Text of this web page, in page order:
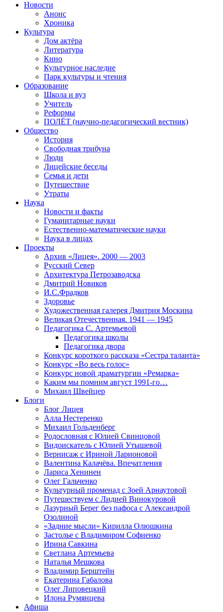
Новости
Анонс
Хроника
Культура
Дом актёра
Литература
Кино
Культурное наследие
Парк культуры и чтения
Образование
Школа и вуз
Учитель
Реформы
ПОЛЁТ (научно-педагогический вестник)
Общество
История
Свободная трибуна
Люди
Лицейские беседы
Семья и дети
Путешествие
Утраты
Наука
Новости и факты
Гуманитарные науки
Естественно-математические науки
Наука в лицах
Проекты
Архив «Лицея». 2000 — 2003
Русский Север
Архитектура Петрозаводска
Дмитрий Новиков
И.С.Фрадков
Здоровье
Художественная галерея Дмитрия Москина
Великая Отечественная. 1941 — 1945
Педагогика С. Артемьевой
Педагогика школы
Педагогика двора
Конкурс короткого рассказа «Сестра таланта»
Конкурс «Во весь голос»
Конкурс новой драматургии «Ремарка»
Каким мы помним август 1991-го…
Михаил Швейцер
Блоги
Блог Лицея
Алла Нестеренко
Михаил Гольденберг
Родословная с Юлией Свинцовой
Видоискатель с Юлией Утышевой
Вернисаж с Ириной Ларионовой
Валентина Калачёва. Впечатления
Лариса Хенинен
Олег Гальченко
Культурный променад с Зоей Арнаутовой
Путешествуем с Лидией Винокуровой
Лазурный Берег без пафоса с Александрой
Озолиной
«Задние мысли» Кирилла Олюшкина
Застолье с Владимиром Софиенко
Ирина Савкина
Светлана Артемьева
Наталья Мешкова
Владимир Берштейн
Екатерина Габалова
Олег Липовецкий
Илона Румянцева
Афиша